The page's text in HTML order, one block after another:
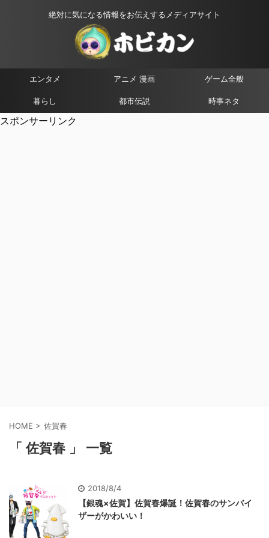
絶対に気になる情報をお伝えするメディアサイト
エンタメ アニメ 漫画 ゲーム全般
暮らし 都市伝説 時事ネタ
スポンサーリンク
HOME > 佐賀春
「 佐賀春 」 一覧
2018/8/4
【銀魂×佐賀】佐賀春爆誕！佐賀春のサンバイ
ザーがかわいい！